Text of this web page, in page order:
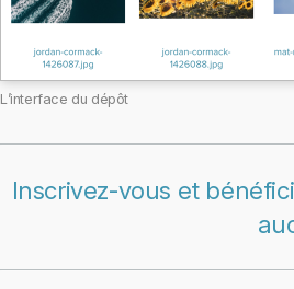
L’interface du dépôt
Inscrivez-vous et